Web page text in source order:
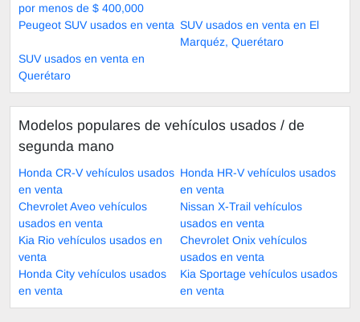
por menos de $ 400,000
Peugeot SUV usados en venta SUV usados en venta en El
Marquéz, Querétaro
SUV usados en venta en
Querétaro
Modelos populares de vehículos usados ​​/ de
segunda mano
Honda CR-V vehículos usados
en venta
Honda HR-V vehículos usados
en venta
Chevrolet Aveo vehículos
usados en venta
Nissan X-Trail vehículos
usados en venta
Kia Rio vehículos usados en
venta
Chevrolet Onix vehículos
usados en venta
Honda City vehículos usados
en venta
Kia Sportage vehículos usados
en venta